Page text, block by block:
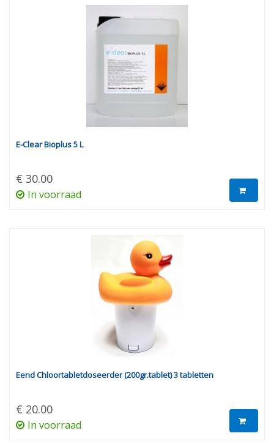
E-Clear Bioplus 5 L
€ 30.00
In voorraad
Eend Chloortabletdoseerder (200gr.tablet) 3 tabletten
€ 20.00
In voorraad